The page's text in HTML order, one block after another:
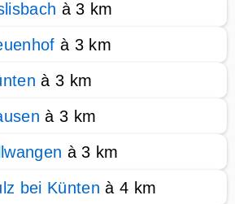
à 3 km
à 3 km
à 3 km
à 3 km
à 3 km
bei Künten à 4 km